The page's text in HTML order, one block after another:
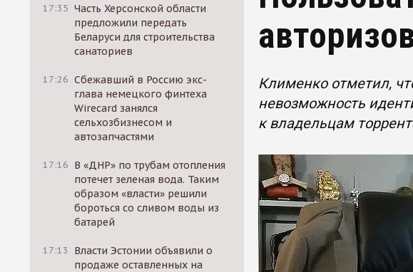
17:35 Часть Херсонской области
предложили передать
Беларуси для строительства
санаториев
17:26 Сбежавший в Россию экс-
глава немецкого финтеха
Wirecard занялся
сельхозбизнесом и
автозапчастями
17:16 В «ДНР» по трубам отопления
потечет зеленая вода. Таким
образом «власти» решили
бороться со сливом воды из
батарей
17:13
Власти Эстонии объявили о
продаже оставленных на
Клименко отметил,
невозможность
к владельцам